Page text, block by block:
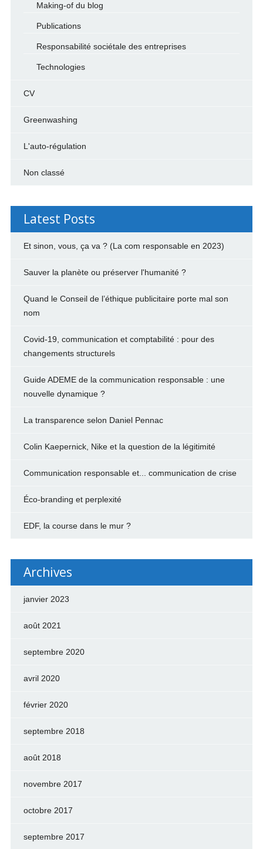
Making-of du blog
Publications
Responsabilité sociétale des entreprises
Technologies
CV
Greenwashing
L'auto-régulation
Non classé
Latest Posts
Et sinon, vous, ça va ? (La com responsable en 2023)
Sauver la planète ou préserver l'humanité ?
Quand le Conseil de l’éthique publicitaire porte mal son
nom
Covid-19, communication et comptabilité : pour des
changements structurels
Guide ADEME de la communication responsable : une
nouvelle dynamique ?
La transparence selon Daniel Pennac
Colin Kaepernick, Nike et la question de la légitimité
Communication responsable et... communication de crise
Éco-branding et perplexité
EDF, la course dans le mur ?
Archives
janvier 2023
août 2021
septembre 2020
avril 2020
février 2020
septembre 2018
août 2018
novembre 2017
octobre 2017
septembre 2017